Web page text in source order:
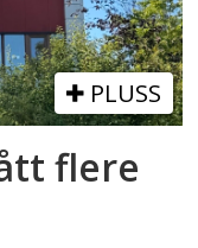
PLUSS
flere